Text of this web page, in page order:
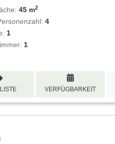
45 m2
4
1
1
VERFÜGBARKEIT